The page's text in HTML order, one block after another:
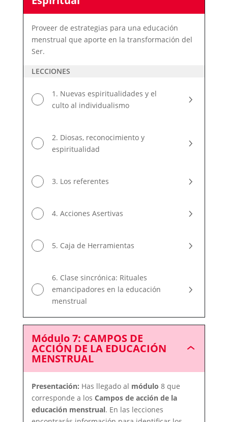
Dimensión
Proveer de estrategias para una educación
menstrual que aporte en la transformación del
Ser.
LECCIONES
1. Nuevas espiritualidades y el
culto al individualismo
2. Diosas, reconocimiento y
espiritualidad
3. Los referentes
4. Acciones Asertivas
5. Caja de Herramientas
6. Clase sincrónica: Rituales
emancipadores en la educación
menstrual
Módulo 7: CAMPOS DE
ACCIÓN DE LA EDUCACIÓN
MENSTRUAL
Módulo
Presentación: Has llegado al módulo 8 que
corresponde a los Campos de acción de la
educación menstrual. En las lecciones